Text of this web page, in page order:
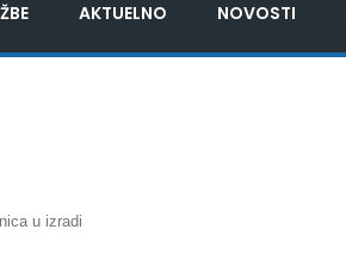
AKTUELNO NOVOSTI
u izradi